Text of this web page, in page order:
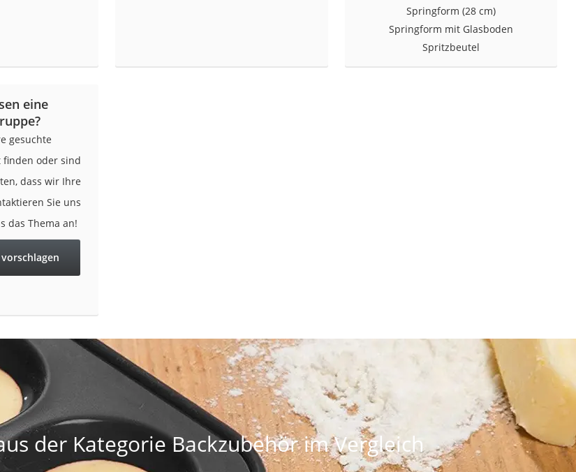
Springform (28 cm)
Springform mit Glasboden
Spritzbeutel
eine
gesuchte
oder sind
dass wir Ihre
Sie uns
das Thema an!
der Kategorie Backzubehör im Vergleich